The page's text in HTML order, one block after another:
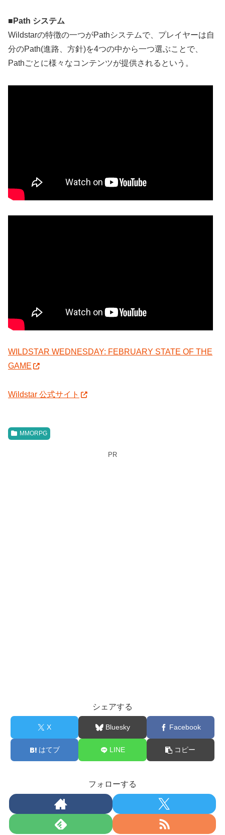
■Path システム
Wildstarの特徴の一つがPathシステムで、プレイヤーは自
分のPath(進路、方針)を4つの中から一つ選ぶことで、
Pathごとに様々なコンテンツが提供されるという。
WILDSTAR WEDNESDAY: FEBRUARY STATE OF THE
GAME
Wildstar 公式サイト
MMORPG
PR
シェアする
X Bluesky Facebook
はてブ LINE コピー
フォローする